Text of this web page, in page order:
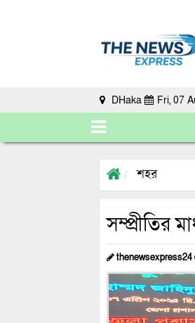
DHaka Fri, 07
শহর
সম্প্রীতির
thenewsexpress24